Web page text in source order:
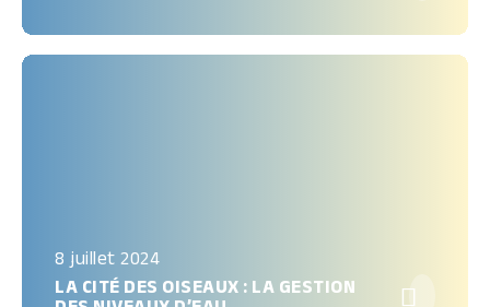
8 juillet 2024
LA CITÉ DES OISEAUX : LA GESTION
